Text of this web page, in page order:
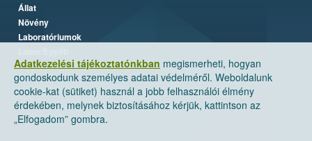
Adatkezelési tájékoztatónkban megismerheti, hogyan
gondoskodunk személyes adatai védelméről. Weboldalunk
cookie-kat (sütiket) használ a jobb felhasználói élmény
érdekében, melynek biztosításához kérjük, kattintson az
„Elfogadom” gombra.
Állat
Növény
Laboratóriumok